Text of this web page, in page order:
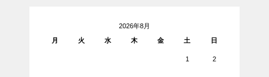
2026年8月
月
火 水 木 金 土 日
1 2